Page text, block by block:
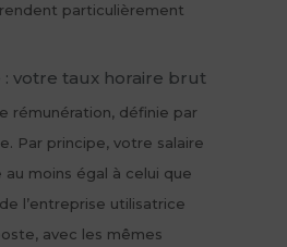
particulièrement
: votre taux horaire brut
rémunération, définie par
Par principe, votre salaire
moins égal à celui que
l’entreprise utilisatrice
avec les mêmes